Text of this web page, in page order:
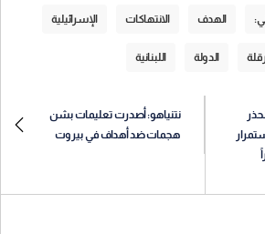
الهدف الانتهاكات الإسرائيلية
الدولة اللبنانية
نتنياهو: أصدرت تعليمات بشن
هجمات ضد أهداف في بيروت